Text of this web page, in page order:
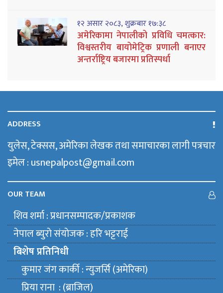
१२ असार २०८३, शुक्रबार १७:३८
अमेरिकामा नेपालीको प्रविधि चमत्कार:
विश्वस्तरीय बायोमेट्रिक प्रणाली बनाएर
अन्तर्राष्ट्रिय बजारमा प्रतिस्पर्धा
ADDRESS
युलेस, टेक्सस, अमेरिका लेखक तथा समाचारका लागी पत्रचार
इमेल : usnepalpost@gmail.com
OUR TEAM
शिव शर्मा : प्रधानसम्पादक/प्रकाशक
नेपाल ब्युराे संयाेजक : हरि भट्टराई
बिशेष प्रतिनिधी
कुमार जंग कार्की : न्युजर्सि (अमेरिका)
प्रिया राना : (ब्राजिल)